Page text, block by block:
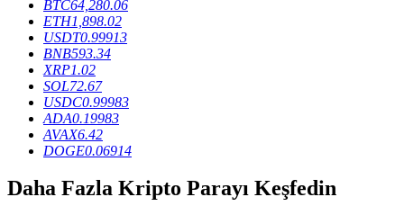
BTR Kilitleme
BTR sahiplerine özel yatırımlar
BTC64,280.06
ETH1,898.02
USDT0.99913
BNB593.34
XRP1.02
SOL72.67
USDC0.99983
ADA0.19983
AVAX6.42
DOGE0.06914
Daha Fazla Kripto Parayı Keşfedin